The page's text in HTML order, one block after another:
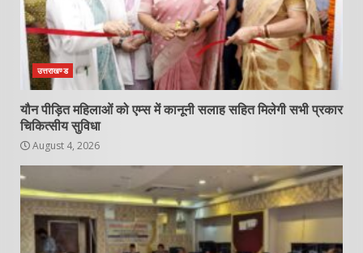
उत्तराखण्ड
यौन पीड़ित महिलाओं को एम्स में कानूनी सलाह सहित मिलेगी सभी प्रकार
चिकित्सीय सुविधा
August 4, 2026